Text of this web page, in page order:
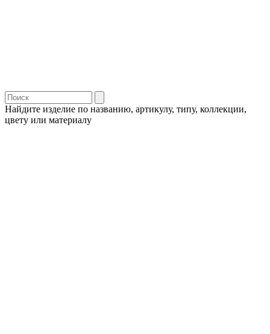
Найдите изделие по названию, артикулу, типу, коллекции,
цвету или материалу